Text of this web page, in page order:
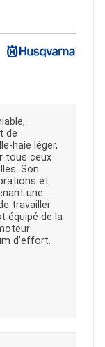
de
haie léger,
tous ceux
Son
et
une
travailler
équipé de la
d’effort.